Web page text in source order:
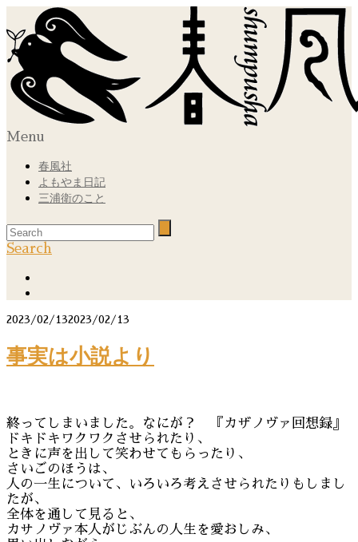
Menu
春風社
よもやま日記
三浦衛のこと
Search
2023/02/132023/02/13
事実は小説より
終ってしまいました。なにが？ 『カザノヴァ回想録』
ドキドキワクワクさせられたり、
ときに声を出して笑わせてもらったり、
さいごのほうは、
人の一生について、いろいろ考えさせられたりもしまし
たが、
全体を通して見ると、
カサノヴァ本人がじぶんの人生を愛おしみ、